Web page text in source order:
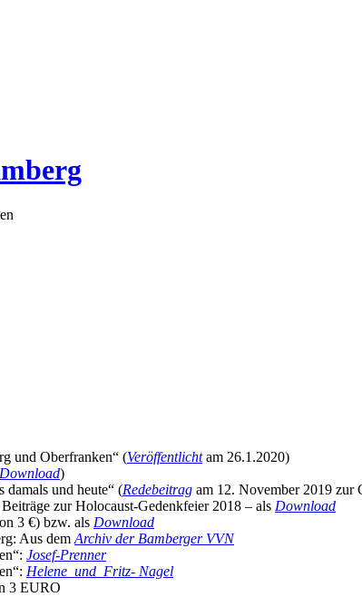
und Oberfranken“ (Veröffentlichtam 26.1.2020)
Download)
und heute“ (Redebeitrag am 12. November 2019 zur
zur Holocaust-Gedenkfeier 2018 – als Download
3 €) bzw. als Download
Aus demArchiv der Bamberger VVN
Josef-Prenner
Helene_und_Fritz- Nagel
3 EURO